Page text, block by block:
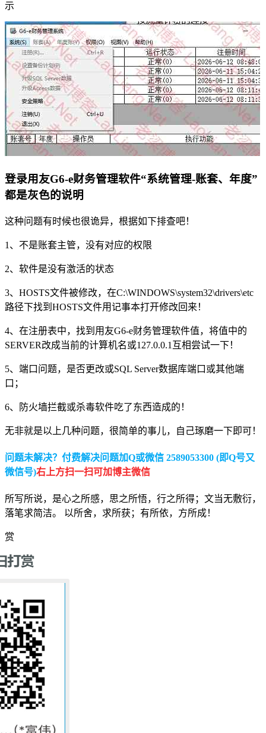
示
登录用友G6-e财务管理软件“系统管理-账套、年度”
都是灰色的说明
这种问题有时候也很诡异，根据如下排查吧！
1、不是账套主管，没有对应的权限
2、软件是没有激活的状态
3、HOSTS文件被修改，在C:\WINDOWS\system32\drivers\etc
路径下找到HOSTS文件用记事本打开修改回来！
4、在注册表中，找到用友G6-e财务管理软件值，将值中的
SERVER改成当前的计算机名或127.0.0.1互相尝试一下！
5、端口问题，是否更改或SQL Server数据库端口或其他端
口；
6、防火墙拦截或杀毒软件吃了东西造成的！
无非就是以上几种问题，很简单的事儿，自己琢磨一下即可！
问题未解决？付费解决问题加Q或微信 2589053300 (即Q号又
微信号)右上方扫一扫可加博主微信
所写所说，是心之所感，思之所悟，行之所得；文当无敷衍，
落笔求简洁。 以所舍，求所获；有所依，方所成！
赏